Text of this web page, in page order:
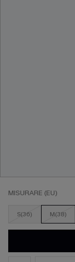
MISURARE (EU)
S(36) M(38)